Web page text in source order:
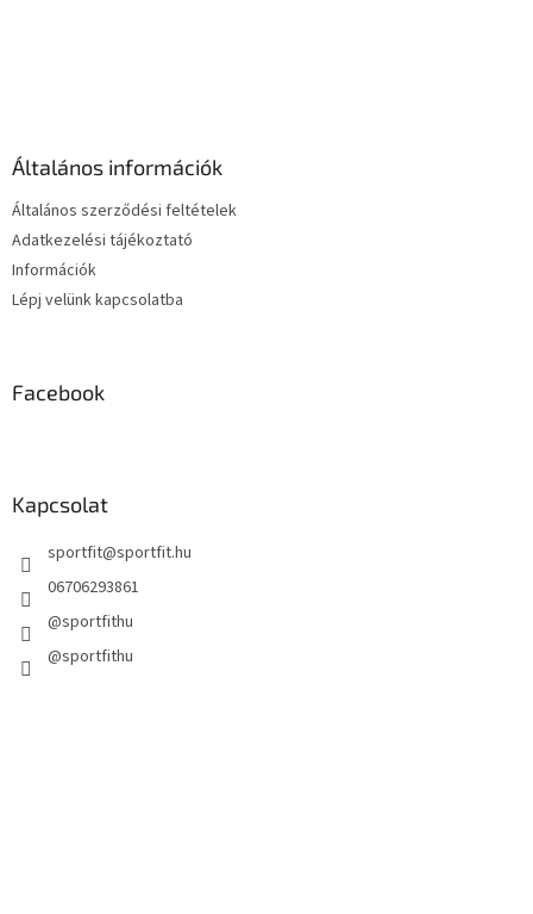
Általános információk
Általános szerződési feltételek
Adatkezelési tájékoztató
Információk
Lépj velünk kapcsolatba
Facebook
Kapcsolat
sportfit@sportfit.hu
06706293861
@sportfithu
@sportfithu